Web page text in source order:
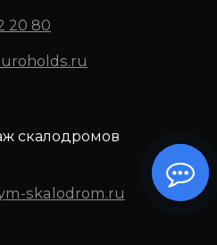
20 80
скалодромов
skalodrom.ru